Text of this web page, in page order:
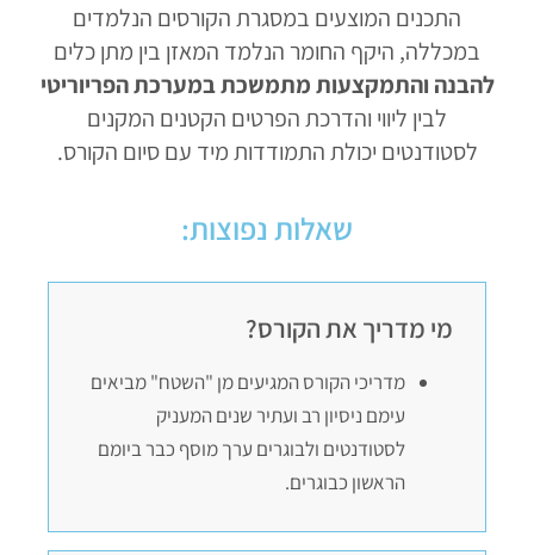
התכנים המוצעים במסגרת הקורסים הנלמדים
במכללה, היקף החומר הנלמד המאזן בין מתן כלים
להבנה והתמקצעות מתמשכת במערכת הפריוריטי
לבין ליווי והדרכת הפרטים הקטנים המקנים
לסטודנטים יכולת התמודדות מיד עם סיום הקורס.
שאלות נפוצות:
מי מדריך את הקורס?
מדריכי הקורס המגיעים מן "השטח" מביאים
עימם ניסיון רב ועתיר שנים המעניק
לסטודנטים ולבוגרים ערך מוסף כבר ביומם
הראשון כבוגרים.